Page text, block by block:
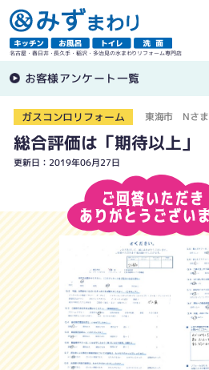
名古屋・春日井・長久手・稲沢・多治見の水まわりリフォーム専門店
お客様アンケート一覧
ガスコンロリフォーム 東海市 Nさま
総合評価は「期待以上」
更新日：2019年06月27日